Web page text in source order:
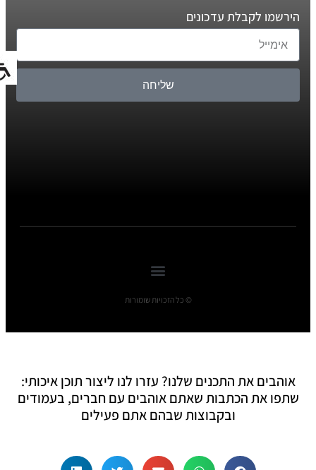
הירשמו לקבלת עדכונים
שליחה
© כל הזכויות שומורות
אוהבים את התכנים שלנו? עזרו לנו ליצור תוכן איכותי:
שתפו את הכתבות שאתם אוהבים עם חברים, בעמודים
ובקבוצות שבהם אתם פעילים